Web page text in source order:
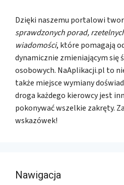
Dzięki naszemu portalowi
sprawdzonych porad,
wiadomości, które pomagają
dynamicznie zmieniającym się
osobowych. NaAplikacji.pl to
także miejsce wymiany
droga każdego kierowcy jest
pokonywać wszelkie zakręty.
wskazówek!
Nawigacja